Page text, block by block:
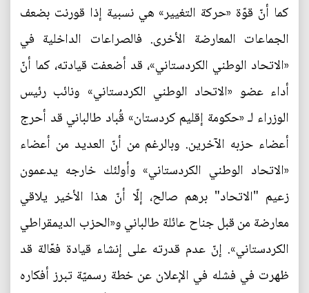
كما أنّ قوّة «حركة التغيير» هي نسبية إذا قورنت بضعف
الجماعات المعارضة الأخرى. فالصراعات الداخلية في
«الاتحاد الوطني الكردستاني»، قد أضعفت قيادته، كما أنّ
أداء عضو «الاتحاد الوطني الكردستاني» ونائب رئيس
الوزراء لـ «حكومة إقليم كردستان» قُباد طالباني قد أحرج
أعضاء حزبه الآخرين. وبالرغم من أنّ العديد من أعضاء
«الاتحاد الوطني الكردستاني» وأولئك خارجه يدعمون
زعيم "الاتحاد" برهم صالح، إلّا أنّ هذا الأخير يلاقي
معارضة من قبل جناح عائلة طالباني و«الحزب الديمقراطي
الكردستاني». إنّ عدم قدرته على إنشاء قيادة فعّالة قد
ظهرت في فشله في الإعلان عن خطة رسميّة تبرز أفكاره